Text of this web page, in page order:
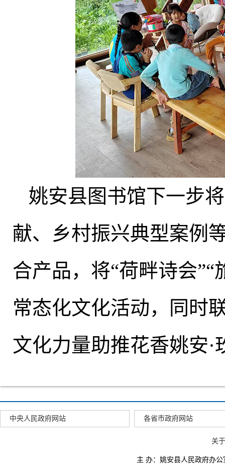
姚安县图书馆下一步
献、乡村振兴典型案例
合产品， 将“荷畔诗会”“
常态化文化活动，同时
文化力量助推花香姚安
中央人民政府网站 各省市政府网站
关
主 办：姚安县人民政府办